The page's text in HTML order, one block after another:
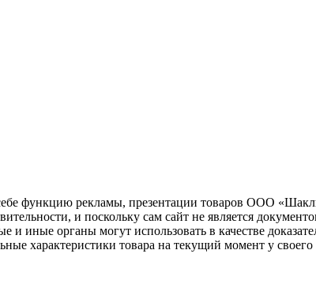
функцию рекламы, презентации товаров ООО
и поскольку сам сайт не является
и иные органы могут использовать в качестве
характеристики товара на текущий момент у